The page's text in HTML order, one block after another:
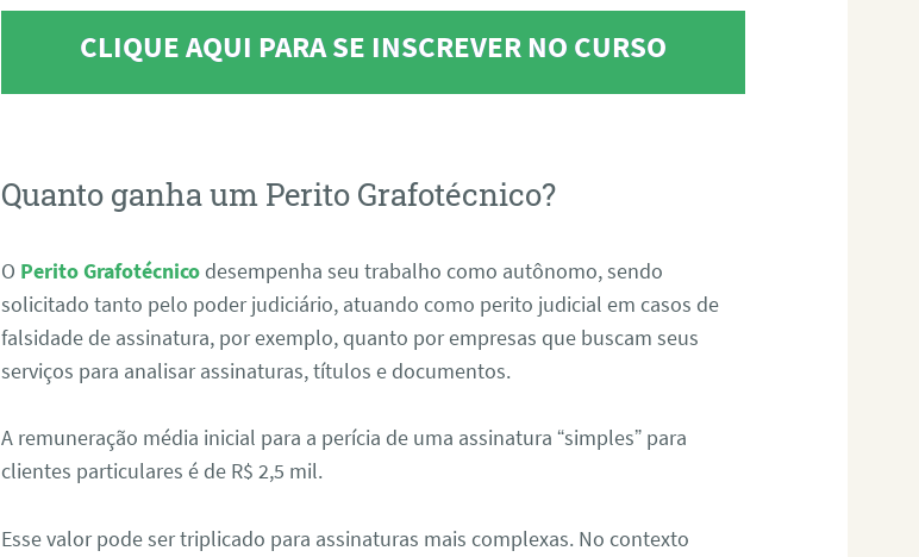
CLIQUE AQUI PARA SE INSCREVER NO CURSO
Quanto ganha um Perito Grafotécnico?
O Perito Grafotécnico desempenha seu trabalho como autônomo, sendo
solicitado tanto pelo poder judiciário, atuando como perito judicial em casos de
falsidade de assinatura, por exemplo, quanto por empresas que buscam seus
serviços para analisar assinaturas, títulos e documentos.
A remuneração média inicial para a perícia de uma assinatura “simples” para
clientes particulares é de R$ 2,5 mil.
Esse valor pode ser triplicado para assinaturas mais complexas. No contexto